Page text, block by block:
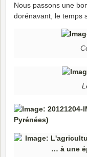
Nous passons une
dorénavant, le temps